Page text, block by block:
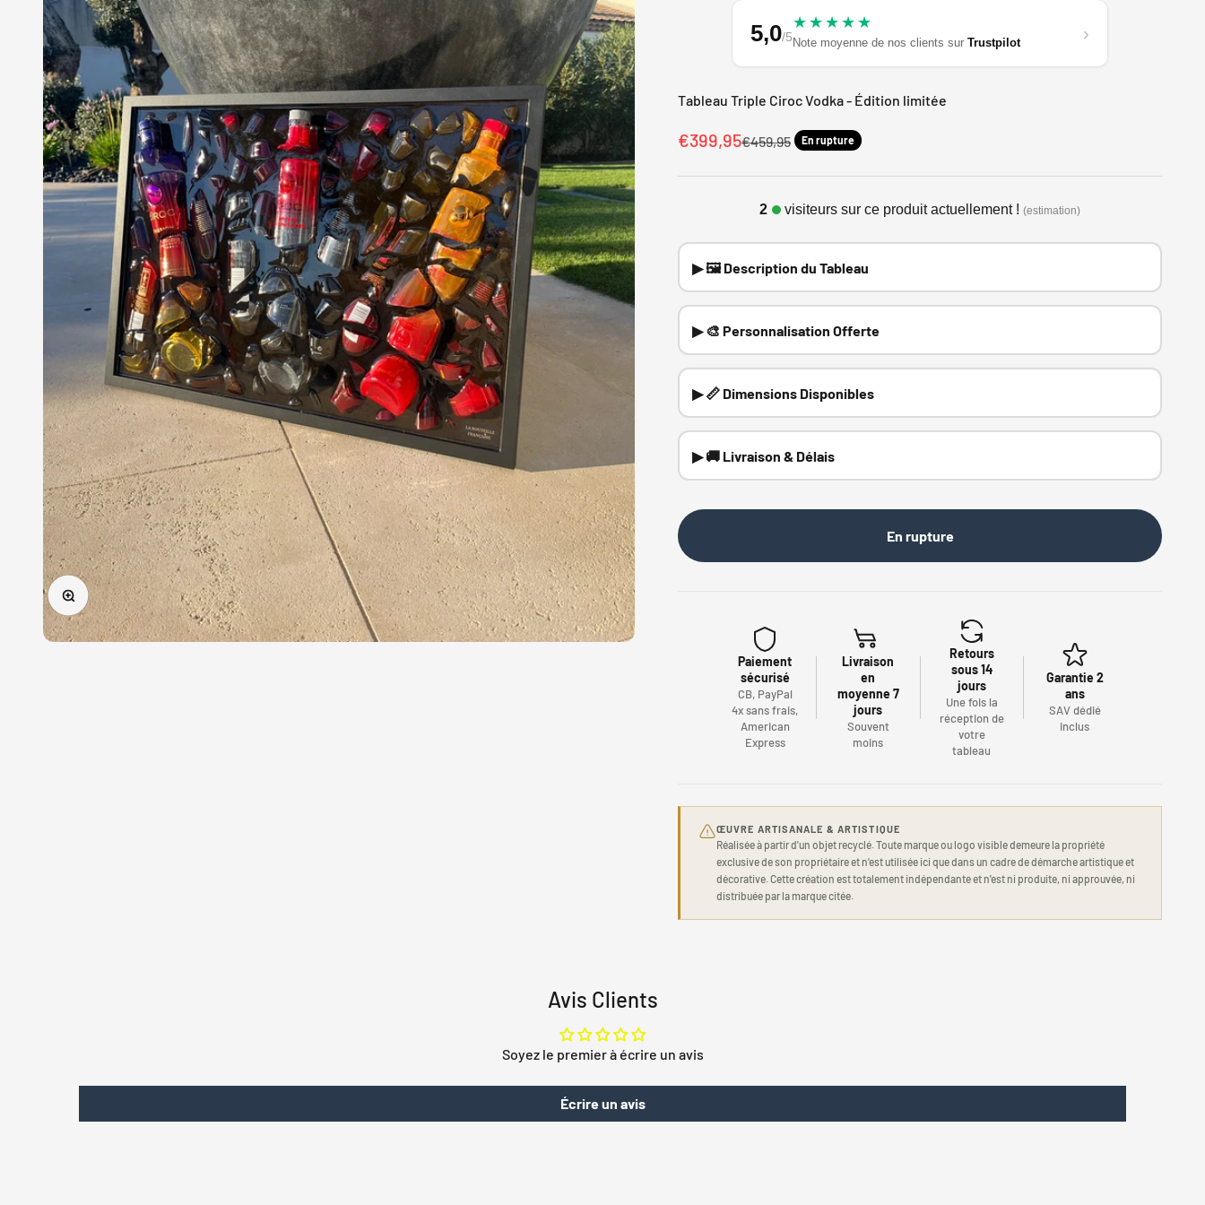
Zoomer sur l'image
5,0/5
★★★★★
Note moyenne de nos clients sur Trustpilot ›
Tableau Triple Ciroc Vodka - Édition limitée
Prix de vente
€399,95Prix normal
€459,95 En rupture
2 visiteurs sur ce produit actuellement ! (estimation)
▶ 🖼️ Description du Tableau
▶ 🎨 Personnalisation Offerte
▶ 📏 Dimensions Disponibles
▶ 🚚 Livraison & Délais
En rupture
Paiement
sécurisé
CB, PayPal
4x sans frais,
American
Express
Livraison
en
moyenne 7
jours
Souvent
moins
Retours
sous 14
jours
Une fois la
réception de
votre
tableau
Garantie 2
ans
SAV dédié
inclus
ŒUVRE ARTISANALE & ARTISTIQUE
Réalisée à partir d'un objet recyclé. Toute marque ou logo visible demeure la propriété
exclusive de son propriétaire et n'est utilisée ici que dans un cadre de démarche artistique et
décorative. Cette création est totalement indépendante et n'est ni produite, ni approuvée, ni
distribuée par la marque citée.
Avis Clients
Soyez le premier à écrire un avis
Écrire un avis